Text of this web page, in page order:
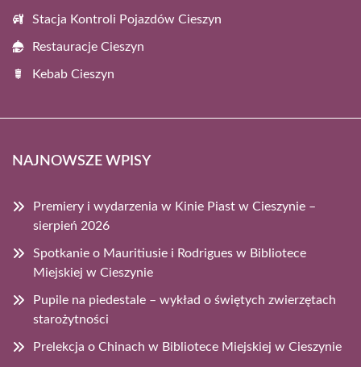
Stacja Kontroli Pojazdów Cieszyn
Restauracje Cieszyn
Kebab Cieszyn
NAJNOWSZE WPISY
Premiery i wydarzenia w Kinie Piast w Cieszynie –
sierpień 2026
Spotkanie o Mauritiusie i Rodrigues w Bibliotece
Miejskiej w Cieszynie
Pupile na piedestale – wykład o świętych zwierzętach
starożytności
Prelekcja o Chinach w Bibliotece Miejskiej w Cieszynie